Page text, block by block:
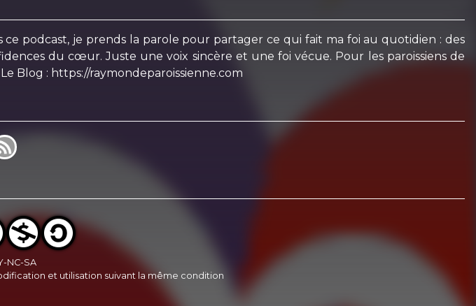
ce podcast, je prends la parole pour partager ce qui fait ma foi au quotidien : des
du cœur. Juste une voix sincère et une foi vécue. Pour les paroissiens de
Blog : https://raymondeparoissienne.com
NC-SA
et utilisation suivant la même condition